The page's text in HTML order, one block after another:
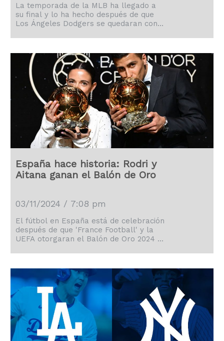
La temporada de la MLB ha llegado a
su final y lo ha hecho después de que
Los Ángeles Dodgers se quedaran con
España hace historia: Rodri y
Aitana ganan el Balón de Oro
03/11/2024 / 7:08 pm
El fútbol en España está de celebración
después de que 'France Football' y la
UEFA otorgaran el Balón de Oro 2024 a